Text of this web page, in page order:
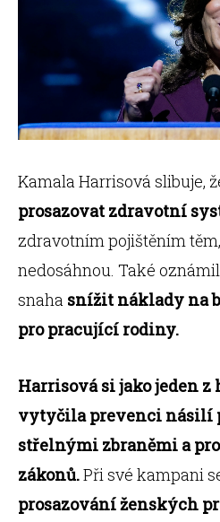
Kamala Harrisová slibuje,
prosazovat zdravotní
zdravotním pojištěním
nedosáhnou. Také
snaha snížit náklady na
pro pracující rodiny.
Harrisová si jako jeden
vytyčila prevenci násilí
střelnými zbraněmi a
zákonů.Při své kampani
prosazování ženských